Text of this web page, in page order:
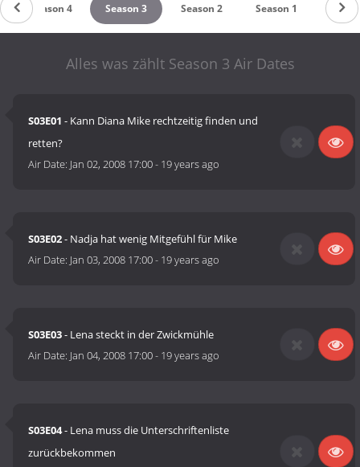
Season 4 Season 3 Season 2 Season 1
Alles was zählt Season 3 Air Dates
S03E01 - Kann Diana Mike rechtzeitig finden und
retten?
Air Date: Jan 02, 2008 17:00- 19 years ago
S03E02- Nadja hat wenig Mitgefühl für Mike
Air Date: Jan 03, 2008 17:00- 19 years ago
S03E03- Lena steckt in der Zwickmühle
Air Date: Jan 04, 2008 17:00- 19 years ago
S03E04- Lena muss die Unterschriftenliste
zurückbekommen